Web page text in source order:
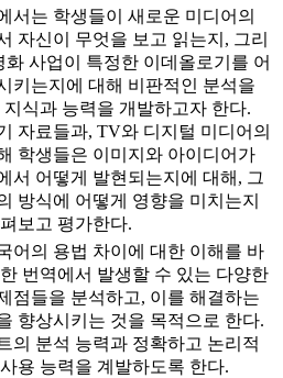
서는 학생들이 새로운 미디어의
자신이 무엇을 보고 읽는지, 그리
화 사업이 특정한 이데올로기를 어
키는지에 대해 비판적인 분석을
지식과 능력을 개발하고자 한다.
자료들과, TV와 디지털 미디어의
학생들은 이미지와 아이디어가
서 어떻게 발현되는지에 대해, 그
방식에 어떻게 영향을 미치는지
보고 평가한다.
어의 용법 차이에 대한 이해를 바
번역에서 발생할 수 있는 다양한
점들을 분석하고, 이를 해결하는
향상시키는 것을 목적으로 한다.
의 분석 능력과 정확하고 논리적
용 능력을 계발하도록 한다.